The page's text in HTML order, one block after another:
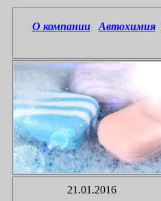
О компании Автохимия
21.01.2016